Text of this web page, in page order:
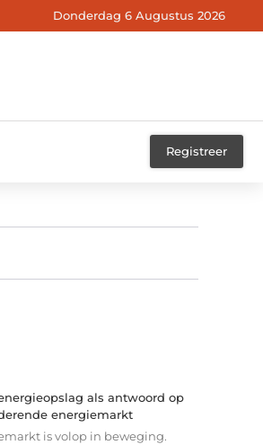
Donderdag 6 Augustus 2026
Registreer
als antwoord op
energiemarkt
is volop in beweging.